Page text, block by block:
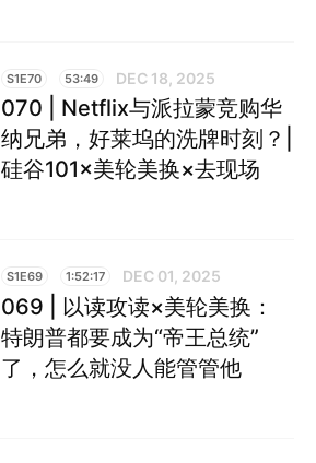
S1E70 53:49 DEC 18, 2025
070 | Netflix与派拉蒙竞购华
纳兄弟，好莱坞的洗牌时刻？|
硅谷101×美轮美换×去现场
S1E69 1:52:17 DEC 01, 2025
069 | 以读攻读×美轮美换：
特朗普都要成为“帝王总统”
了，怎么就没人能管管他